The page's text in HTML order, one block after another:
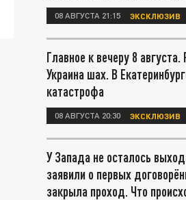
08 АВГУСТА 21:15 ЭКСКЛЮЗИВ
Главное к вечеру 8
Украина шах. В
катастрофа
08 АВГУСТА 20:30 ЭКСКЛЮЗИВ
У Запада не осталось
заявили о первых
закрыла проход. Что